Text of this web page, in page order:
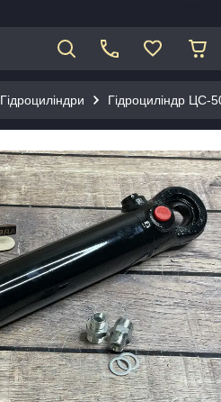
Гідроциліндри Гідроциліндр